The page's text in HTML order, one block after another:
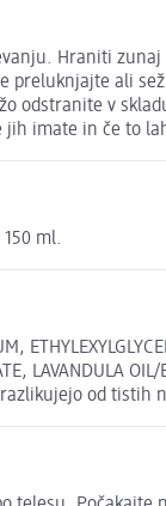
Hraniti
ali
odstranite v
jih imate in če to
ml.
LAVANDULA
razlikujejo od